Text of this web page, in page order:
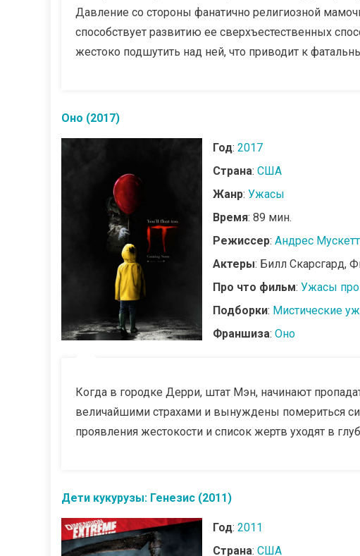
Давление со стороны фанатично религиозной
способствует развитию ее сверхъестественных
жестоко подшутить над ней, что приводит к
Оно (2017)
Год: 2017
Страна: США
Жанр: Ужасы
Время: 89 мин.
Режиссер: Андрес
Актеры: Билл Скарсгард,
Про что фильм: Ужасы про
Подборки: Мистические
Франшиза: Оно
Когда в городке Дерри, штат Мэн, начинают
величайшими страхами и вынуждены помериться
проявления жестокости и список жертв уходят в
Дети кукурузы: Генезис (2011)
Год: 2011
Страна: США